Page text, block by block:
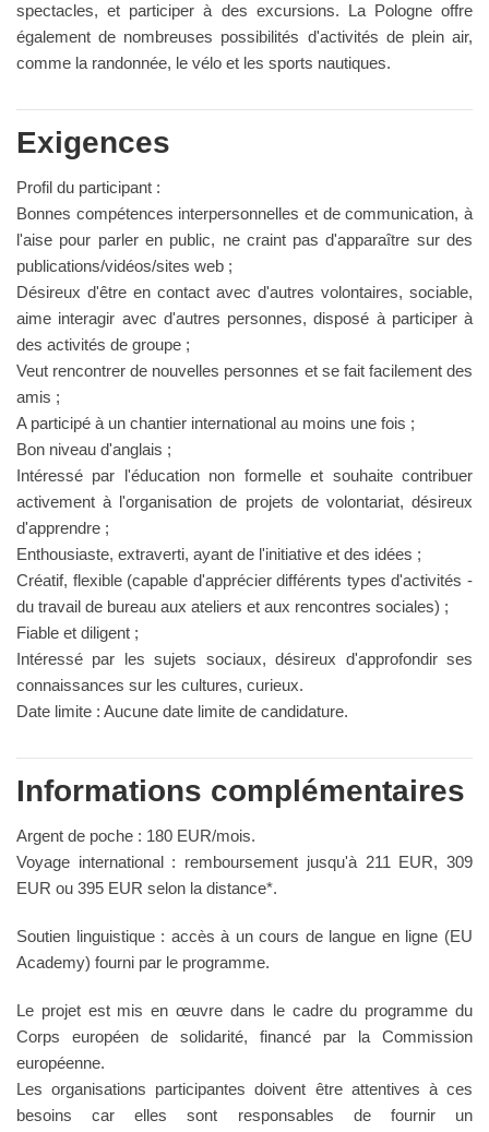
spectacles, et participer à des excursions. La Pologne offre
également de nombreuses possibilités d'activités de plein air,
comme la randonnée, le vélo et les sports nautiques.
Exigences
Profil du participant :
Bonnes compétences interpersonnelles et de communication, à
l'aise pour parler en public, ne craint pas d'apparaître sur des
publications/vidéos/sites web ;
Désireux d'être en contact avec d'autres volontaires, sociable,
aime interagir avec d'autres personnes, disposé à participer à
des activités de groupe ;
Veut rencontrer de nouvelles personnes et se fait facilement des
amis ;
A participé à un chantier international au moins une fois ;
Bon niveau d'anglais ;
Intéressé par l'éducation non formelle et souhaite contribuer
activement à l'organisation de projets de volontariat, désireux
d'apprendre ;
Enthousiaste, extraverti, ayant de l'initiative et des idées ;
Créatif, flexible (capable d'apprécier différents types d'activités -
du travail de bureau aux ateliers et aux rencontres sociales) ;
Fiable et diligent ;
Intéressé par les sujets sociaux, désireux d'approfondir ses
connaissances sur les cultures, curieux.
Date limite : Aucune date limite de candidature.
Informations complémentaires
Argent de poche : 180 EUR/mois.
Voyage international : remboursement jusqu'à 211 EUR, 309
EUR ou 395 EUR selon la distance*.
Soutien linguistique : accès à un cours de langue en ligne (EU
Academy) fourni par le programme.
Le projet est mis en œuvre dans le cadre du programme du
Corps européen de solidarité, financé par la Commission
européenne.
Les organisations participantes doivent être attentives à ces
besoins car elles sont responsables de fournir un